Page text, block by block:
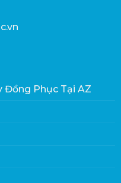
Đồng Phục Tại AZ